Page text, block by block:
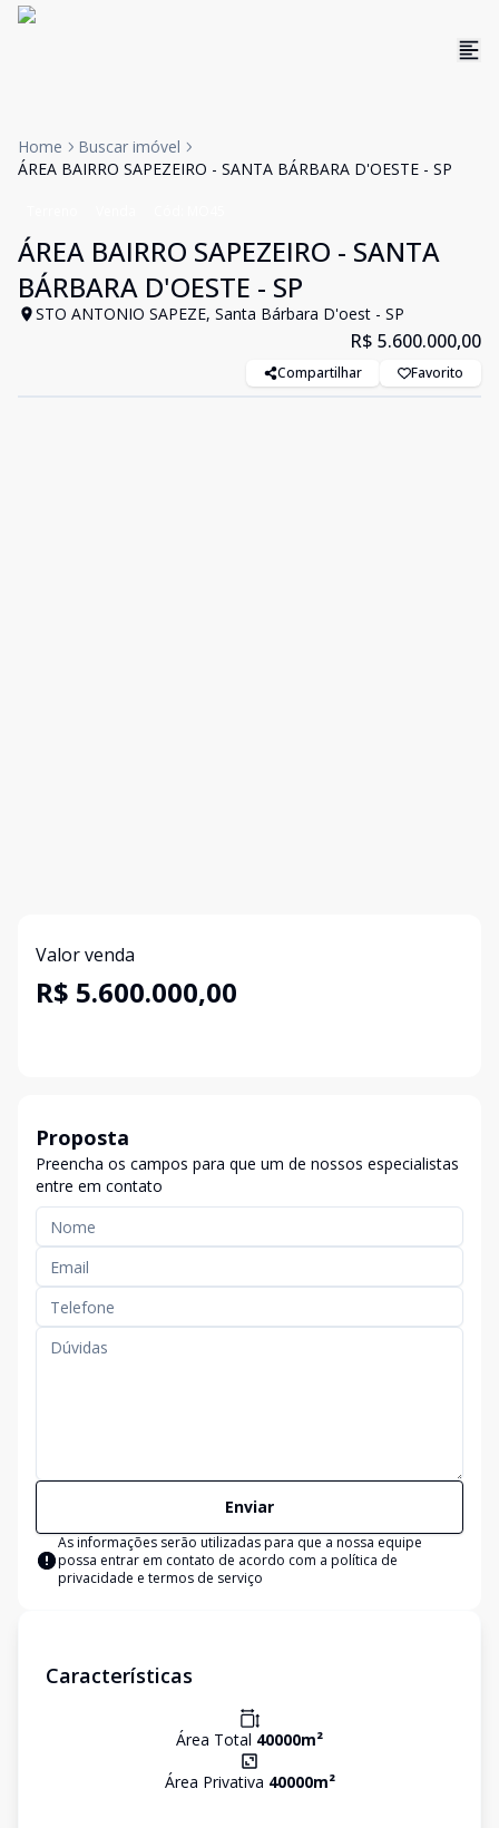
Home
Buscar imóvel
ÁREA BAIRRO SAPEZEIRO - SANTA BÁRBARA D'OESTE - SP
ÁREA BAIRRO SAPEZEIRO - SANTA
BÁRBARA D'OESTE - SP
STO ANTONIO SAPEZE, Santa Bárbara D'oest - SP
R$ 5.600.000,00
Compartilhar Favorito
Valor venda
R$ 5.600.000,00
Proposta
Preencha os campos para que um de nossos especialistas
entre em contato
Enviar
As informações serão utilizadas para que a nossa equipe
possa entrar em contato de acordo com a política de
privacidade e termos de serviço
Características
Área Total 40000m²
Área Privativa 40000m²